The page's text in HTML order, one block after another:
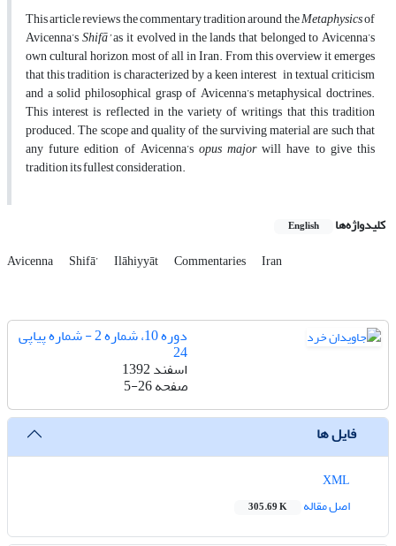
This article reviews the commentary tradition around theMetaphysicsof
Avicenna’sShifā’as it evolved in the lands that belonged to Avicenna’s
own cultural horizon, most of all in Iran. From this overview it emerges
that this tradition is characterized by a keen interest in textual criticism
and a solid philosophical grasp of Avicenna’s metaphysical doctrines.
This interest is reflected in the variety of writings that this tradition
produced. The scope and quality of the surviving material are such that
any future edition of Avicenna’s opus majorwill have to give this
tradition its fullest consideration.
کلیدواژه‌ها English
Avicenna Shifā’ Ilāhiyyāt Commentaries Iran
دوره 10، شماره 2 - شماره پیاپی
24
اسفند 1392
صفحه5-26
فایل ها
اصل مقاله
305.69 K